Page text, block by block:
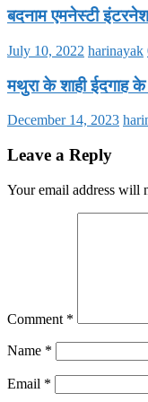
बदनाम एमनेस्टी
July 10, 2022 harinayak
मथुरा के शाही ईदगाह के
December 14, 2023
Leave a Reply
Your email address will
Comment *
Name *
Email *